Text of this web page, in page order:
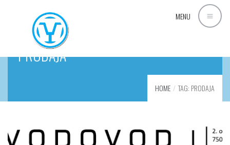
MENU
PRODAJA
HOME TAG: PRODAJA